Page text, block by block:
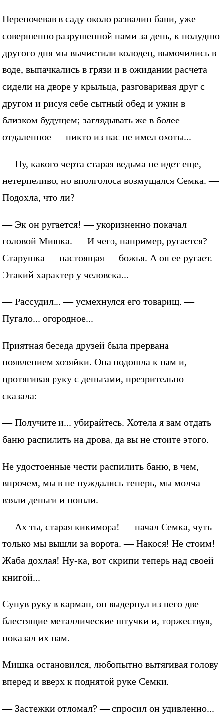
Переночевав в саду около развалин бани, уже
совершенно разрушенной нами за день, к полудню
другого дня мы вычистили колодец, вымочились в
воде, выпачкались в грязи и в ожидании расчета
сидели на дворе у крыльца, разговаривая друг с
другом и рисуя себе сытный обед и ужин в
близком будущем; заглядывать же в более
отдаленное — никто из нас не имел охоты...
— Ну, какого черта старая ведьма не идет еще, —
нетерпеливо, но вполголоса возмущался Семка. —
Подохла, что ли?
— Эк он ругается! — укоризненно покачал
головой Мишка. — И чего, например, ругается?
Старушка — настоящая — божья. А он ее ругает.
Этакий характер у человека...
— Рассудил... — усмехнулся его товарищ. —
Пугало... огородное...
Приятная беседа друзей была прервана
появлением хозяйки. Она подошла к нам и,
цротягивая руку с деньгами, презрительно
сказала:
— Получите и... убирайтесь. Хотела я вам отдать
баню распилить на дрова, да вы не стоите этого.
Не удостоенные чести распилить баню, в чем,
впрочем, мы в не нуждались теперь, мы молча
взяли деньги и пошли.
— Ах ты, старая кикимора! — начал Семка, чуть
только мы вышли за ворота. — Накося! Не стоим!
Жаба дохлая! Ну-ка, вот скрипи теперь над своей
книгой...
Сунув руку в карман, он выдернул из него две
блестящие металлические штучки и, торжествуя,
показал их нам.
Мишка остановился, любопытно вытягивая голову
вперед и вверх к поднятой руке Семки.
— Застежки отломал? — спросил он удивленно...